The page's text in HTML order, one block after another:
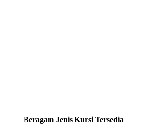
Beragam Jenis Kursi Tersedia